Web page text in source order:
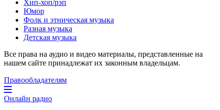
Хип-хоп/рэп
Юмор
Фолк и этническая музыка
Разная музыка
Детская музыка
Все права на аудио и видео материалы, представленные на
нашем сайте принадлежат их законным владельцам.
Правообладателям
Онлайн радио